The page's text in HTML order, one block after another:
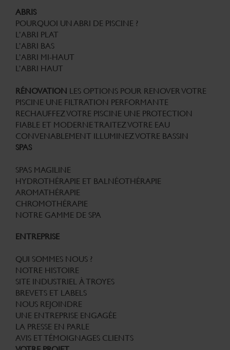
ABRIS
POURQUOI UN ABRI DE PISCINE ?
L’ABRI PLAT
L’ABRI BAS
L’ABRI MI-HAUT
L’ABRI HAUT
RÉNOVATION LES OPTIONS POUR RENOVER VOTRE
PISCINE UNE FILTRATION PERFORMANTE
RECHAUFFEZ VOTRE PISCINE UNE PROTECTION
FIABLE ET MODERNETRAITEZ VOTRE EAU
CONVENABLEMENT ILLUMINEZ VOTRE BASSIN
SPAS
SPAS MAGILINE
HYDROTHÉRAPIE ET BALNÉOTHÉRAPIE
AROMATHÉRAPIE
CHROMOTHÉRAPIE
NOTRE GAMME DE SPA
ENTREPRISE
QUI SOMMES NOUS ?
NOTRE HISTOIRE
SITE INDUSTRIEL À TROYES
BREVETS ET LABELS
NOUS REJOINDRE
UNE ENTREPRISE ENGAGÉE
LA PRESSE EN PARLE
AVIS ET TÉMOIGNAGES CLIENTS